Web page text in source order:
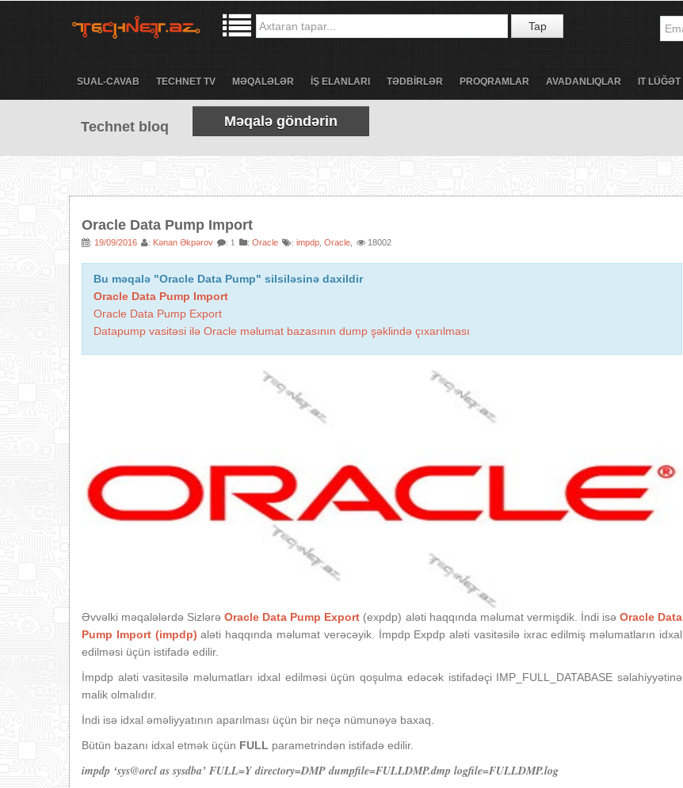
Tap
SUAL-CAVAB TECHNET TV MƏQALƏLƏR İŞ ELANLARI TƏDBİRLƏR PROQRAMLAR AVADANLIQLAR IT LÜĞƏT
Technet bloq Məqalə göndərin
Oracle Data Pump Import
: 19/09/2016 : Kənan Əkpərov : 1 : Oracle : impdp Oracle 18002
Bu məqalə "Oracle Data Pump" silsiləsinə daxildir
Oracle Data Pump Import
Oracle Data Pump Export
Datapump vasitəsi ilə Oracle məlumat bazasının dump şəklində çıxarılması
Əvvəlki məqalələrdə SizlərəOracle Data Pump Export (expdp) aləti haqqında məlumat vermişdik. İndi isə Oracle Data
Pump Import (impdp) aləti haqqında məlumat verəcəyik. İmpdp Expdp aləti vasitəsilə ixrac edilmiş məlumatların idxal
edilməsi üçün istifadə edilir.
İmpdp aləti vasitəsilə məlumatları idxal edilməsi üçün qoşulma edəcək istifadəçi IMP_FULL_DATABASE səlahiyyətinə
malik olmalıdır.
İndi isə idxal əməliyyatının aparılması üçün bir neçə nümunəyə baxaq.
Bütün bazanı idxal etmək üçün FULL parametrindən istifadə edilir.
impdp ‘sys@orcl as sysdba’ FULL=Y directory=DMP dumpfile=FULLDMP.dmp logfile=FULLDMP.log